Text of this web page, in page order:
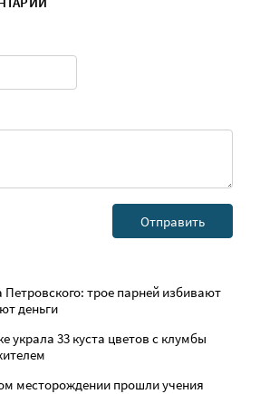
трое парней избивают
деньги
украла 33 куста цветов с клумбы
месторождении прошли учения